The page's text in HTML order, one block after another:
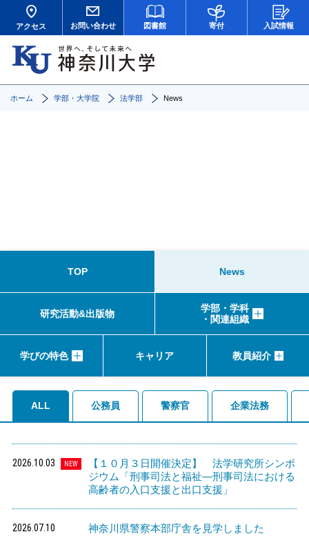
アクセス お問い合わせ 図書館 寄付 入試情報
ホーム 学部・大学院 法学部 News
TOP News
研究活動&出版物
学部・学科
・関連組織
学びの特色 キャリア 教員紹介
ALL 公務員 警察官 企業法務
2026.10.03 NEW
【１０月３日開催決定】 法学研究所シンポ
ジウム「刑事司法と福祉―刑事司法における
高齢者の入口支援と出口支援」
2026.07.10 神奈川県警察本部庁舎を見学しました